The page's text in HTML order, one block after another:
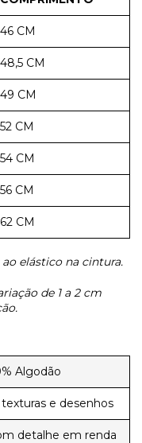
46 CM
48,5 CM
49 CM
52 CM
54 CM
56 CM
62 CM
elástico na cintura.
de 1 a 2 cm
Algodão
e desenhos
detalhe em renda